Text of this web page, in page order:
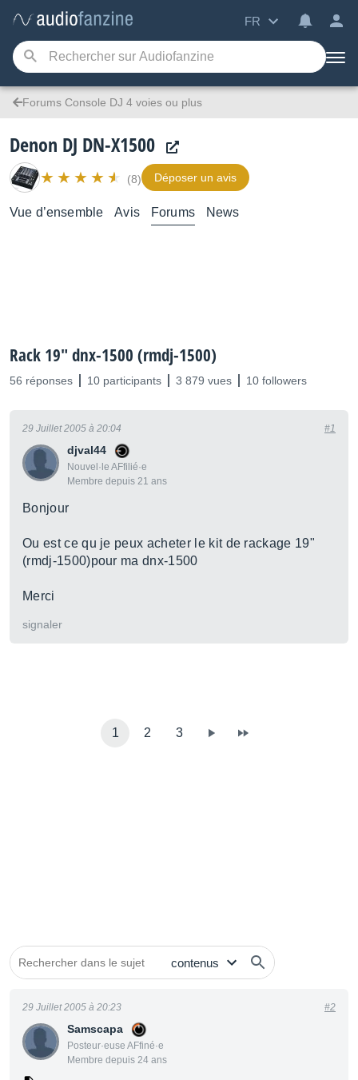
FR
Forums Console DJ 4 voies ou plus
Denon DJ DN-X1500
(8) Déposer un avis
Vue d’ensemble Avis Forums News
Rack 19" dnx-1500 (rmdj-1500)
56 réponses 10 participants 3 879 vues 10 followers
djval44
Nouvel·le AFfilié·e
Membre depuis 21 ans
29 Juillet 2005 à 20:04 #1
Bonjour
Ou est ce qu je peux acheter le kit de rackage 19"
(rmdj-1500)pour ma dnx-1500
Merci
signaler
1 2 3
Samscapa
Posteur·euse AFfiné·e
Membre depuis 24 ans
29 Juillet 2005 à 20:23 #2